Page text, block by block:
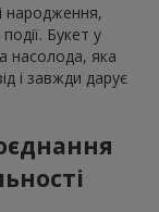
народження,
Букет у
насолода, яка
і завжди дарує